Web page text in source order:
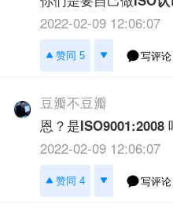
2022-02-09 12:06:07
赞同 5 写评论
豆瓣不豆瓣
恩？是ISO9001:2008
2022-02-09 12:06:07
赞同 4 写评论